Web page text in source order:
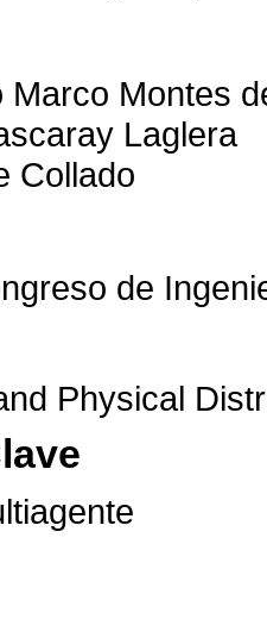
Marco Montes
Laglera
Collado
de
Physical